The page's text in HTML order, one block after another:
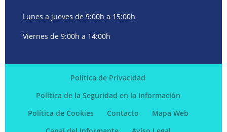
Lunes a jueves de 9:00h a 15:00h
Viernes de 9:00h a 14:00h
Política de Privacidad
Política de la Seguridad en la Información
Política de Cookies
Contacto
Mapa Web